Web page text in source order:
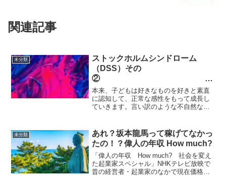
関連記事
未分類
ストックホルムシンドローム
（DSS）その
②
～心を失っても親に愛されたい
～
本来、子どもは好きなものを好きと素直
に認知して、正常な感性をもって成長し
ていきます。言い訳のような不自然なこ
なっていきます。子どもは本来、自分に
気持良さを提供してくれる...
未分類
あれ？坂本龍馬って稼げてなかっ
たの！？偉人の年収 How much?
「偉人の年収 How much? 社会を変え
た起業家スペシャル」NHKテレビ放映で
昔の経営者・起業家のなかで現在価格に